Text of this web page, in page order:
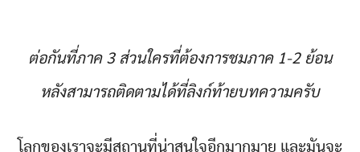
ต่อกันที่ภาค 3 ส่วนใครที่ต้องการชมภาค 1-2 ย้อน
หลังสามารถติดตามได้ที่ลิงก์ท้ายบทความครับ
โลกของเราจะมีสถานที่น่าสนใจอีกมากมาย และมันจะ